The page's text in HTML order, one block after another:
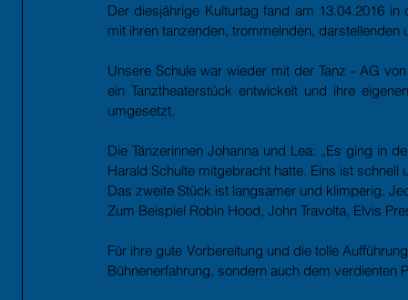
Der diesjährige Kulturtag fand am 13.04.2016
mit ihren tanzenden, trommelnden, darstellenden
Unsere Schule war wieder mit der Tanz - AG
ein Tanztheaterstück entwickelt und ihre
umgesetzt.
Die Tänzerinnen Johanna und Lea: „Es ging in
Harald Schulte mitgebracht hatte. Eins ist schnell
Das zweite Stück ist langsamer und klimperig.
Zum Beispiel Robin Hood, John Travolta, Elvis
Für ihre gute Vorbereitung und die tolle
Bühnenerfahrung, sondern auch dem verdienten